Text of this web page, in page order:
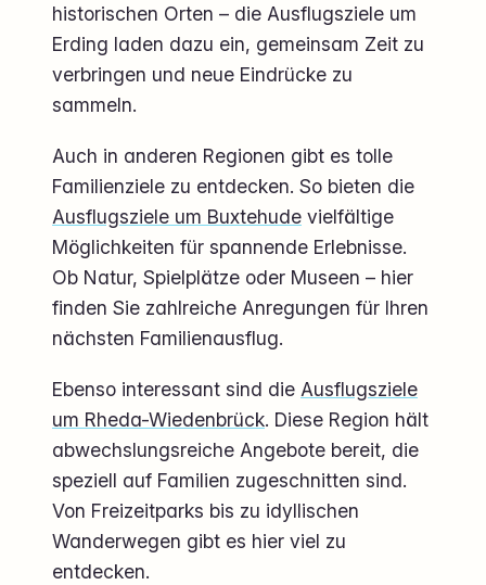
historischen Orten – die Ausflugsziele um
Erding laden dazu ein, gemeinsam Zeit zu
verbringen und neue Eindrücke zu
sammeln.
Auch in anderen Regionen gibt es tolle
Familienziele zu entdecken. So bieten die
Ausflugsziele um Buxtehude vielfältige
Möglichkeiten für spannende Erlebnisse.
Ob Natur, Spielplätze oder Museen – hier
finden Sie zahlreiche Anregungen für Ihren
nächsten Familienausflug.
Ebenso interessant sind die Ausflugsziele
um Rheda-Wiedenbrück. Diese Region hält
abwechslungsreiche Angebote bereit, die
speziell auf Familien zugeschnitten sind.
Von Freizeitparks bis zu idyllischen
Wanderwegen gibt es hier viel zu
entdecken.